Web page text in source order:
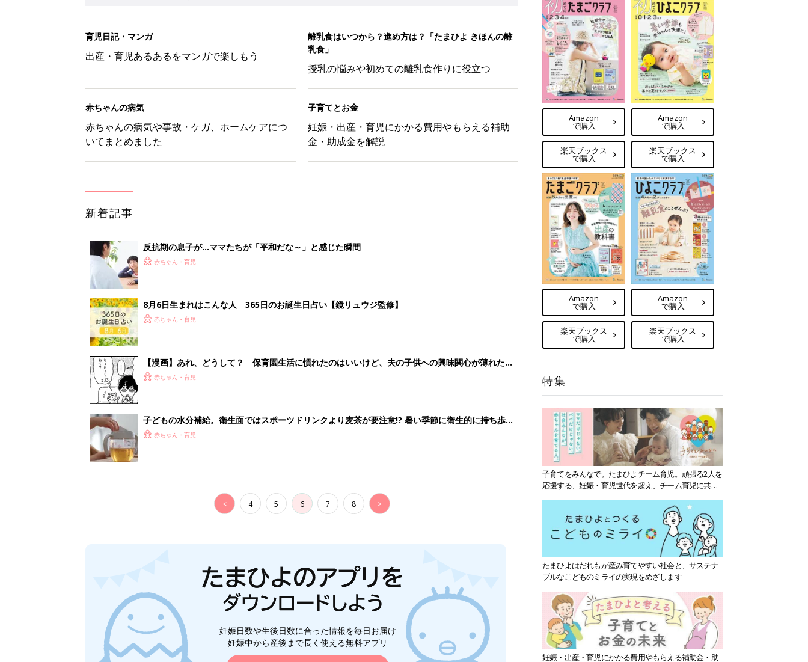
反抗期の息子が...ママたちが「平和だな～」と感じた瞬間
赤ちゃん・育児
8月6日生まれはこんな人 365日のお誕生日占い【鏡リュウジ監修】
赤ちゃん・育児
【漫画】あれ、どうして？ 保育園生活に慣れたのはいいけど、夫の子供への興味関心が薄れた気
< 4 5 6 7 8 >
Amazon
で購入
楽天ブックス
で購入
Amazon
で購入
楽天ブックス
で購入
Amazon
で購入
楽天ブックス
で購入
Amazon
で購入
楽天ブックス
で購入
特集
子育てをみんなで。たまひよチーム育児。頑張る2人を
応援する、妊娠・育児世代を超え、チーム育児に共感
たまひよはだれもが産み育てやすい社会と、サステナ
ブルなこどものミライの実現をめざします
妊娠・出産・育児にかかる費用やもらえる補助金・助